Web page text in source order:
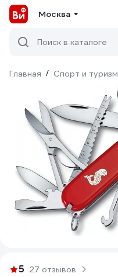
Москва
Поиск в каталоге
Главная / Спорт и туризм
5 27 отзывов